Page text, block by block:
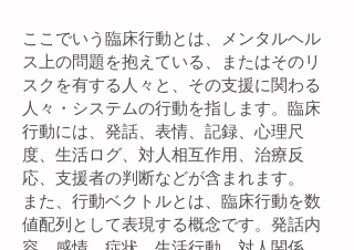
ここでいう臨床行動とは、メンタルヘル
ス上の問題を抱えている、またはそのリ
スクを有する人々と、その支援に関わる
人々・システムの行動を指します。臨床
行動には、発話、表情、記録、心理尺
度、生活ログ、対人相互作用、治療反
応、支援者の判断などが含まれます。
また、行動ベクトルとは、臨床行動を数
値配列として表現する概念です。発話内